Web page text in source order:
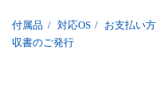
付属品 / 対応OS / お支払い
収書のご発行